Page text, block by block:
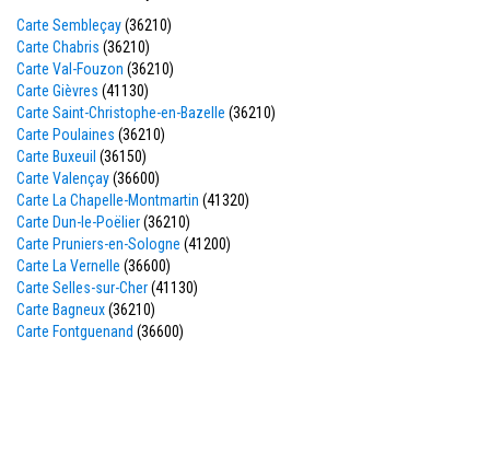
Carte Sembleçay(36210)
Carte Chabris (36210)
Carte Val-Fouzon (36210)
Carte Gièvres (41130)
Carte Saint-Christophe-en-Bazelle (36210)
Carte Poulaines (36210)
Carte Buxeuil (36150)
Carte Valençay(36600)
Carte La Chapelle-Montmartin (41320)
Carte Dun-le-Poëlier(36210)
Carte Pruniers-en-Sologne (41200)
Carte La Vernelle (36600)
Carte Selles-sur-Cher(41130)
Carte Bagneux(36210)
Carte Fontguenand (36600)